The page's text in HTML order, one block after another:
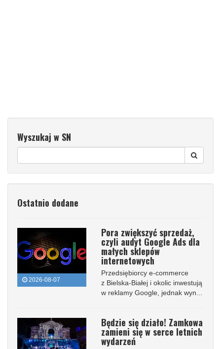
Wyszukaj w SN
Ostatnio dodane
2026-08-07
Pora zwiększyć sprzedaż,
czyli audyt Google Ads dla
małych sklepów
internetowych
Przedsiębiorcy e-commerce
z Bielska-Białej i okolic inwestują
w reklamy Google, jednak wyn...
Będzie się działo! Zamkowa
zamieni się w serce letnich
wydarzeń